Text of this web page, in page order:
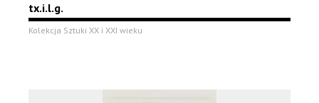
tx.i.l.g.
Kolekcja Sztuki XX i XXI wieku